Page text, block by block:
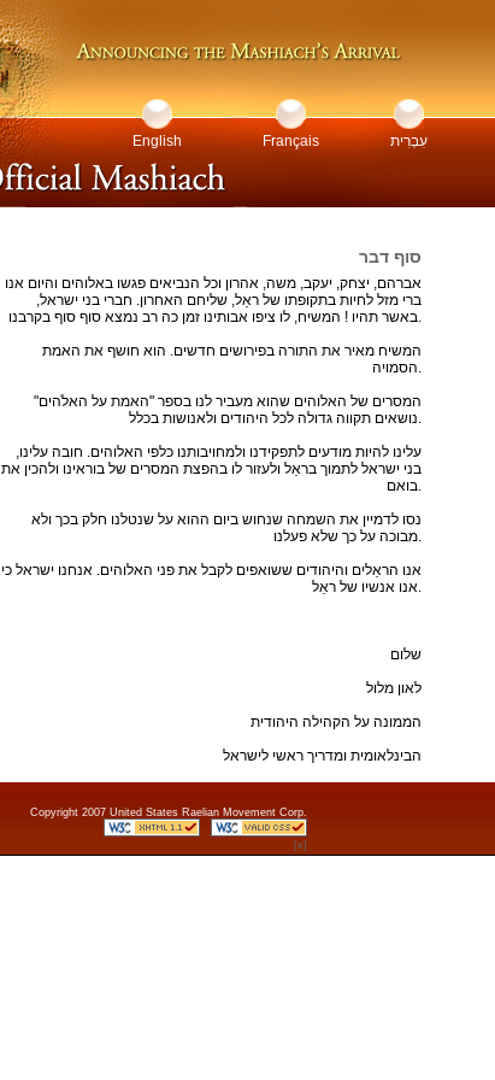
English Français עִבְרִית
סוף דבר
אברהם, יצחק, יעקב, משה, אהרון וכל הנביאים פגשו באלוהים והיום אנו
ברי מזל לחיות בתקופתו של ראֵל, שליחם האחרון. חברי בני ישראל,
באשר תהיו ! המשיח, לו ציפו אבותינו זמן כה רב נמצא סוף סוף בקרבנו.
המשיח מאיר את התורה בפירושים חדשים. הוא חושף את האמת
הסמויה.
המסרים של האלוהים שהוא מעביר לנו בספר "האמת על האלֹהים"
נושאים תקווה גדולה לכל היהודים ולאנושות בכלל.
עלינו להיות מודעים לתפקידנו ולמחויבותנו כלפי האלוהים. חובה עלינו,
בני ישראל לתמוך בראֵל ולעזור לו בהפצת המסרים של בוראינו ולהכין את
בואם.
נסו לדמיין את השמחה שנחוש ביום ההוא על שנטלנו חלק בכך ולא
מבוכה על כך שלא פעלנו.
אנו הראֵלים והיהודים ששואפים לקבל את פני האלוהים. אנחנו ישראל כי
אנו אנשיו של ראֵל.
שלום
לאון מלול
הממונה על הקהילה היהודית
הבינלאומית ומדריך ראשי לישראל
Copyright 2007 United States Raelian Movement Corp.
[x]